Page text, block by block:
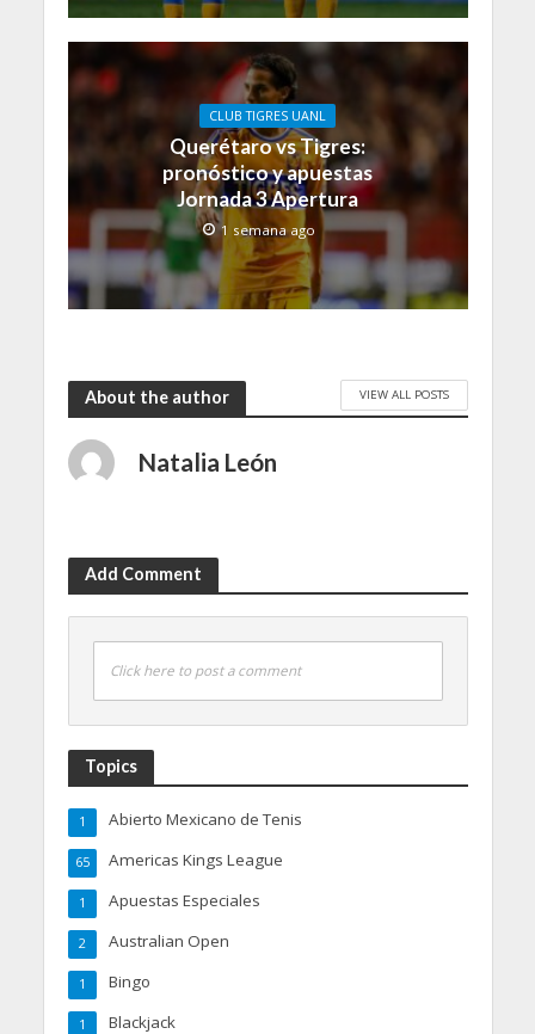
CLUB TIGRES UANL
Querétaro vs Tigres:
pronóstico y apuestas
Jornada 3 Apertura
1 semana ago
About the author VIEW ALL POSTS
Natalia León
Add Comment
Click here to post a comment
Topics
Abierto Mexicano de Tenis
1
Americas Kings League
65
Apuestas Especiales
1
Australian Open
2
Bingo
1
Blackjack
1